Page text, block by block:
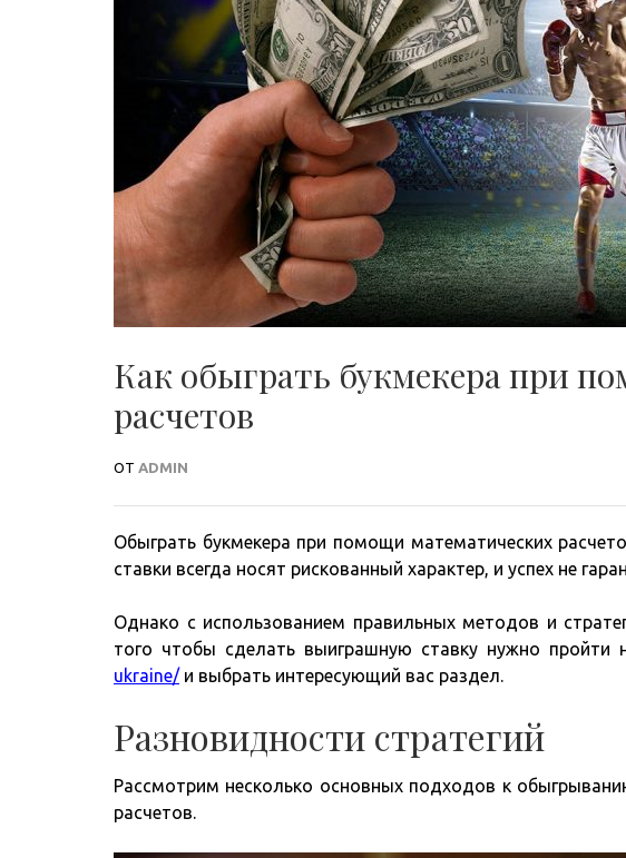
Как обыграть букмекера при
расчетов
ОТ ADMIN
Обыграть букмекера при помощи математических
ставки всегда носят рискованный характер, и успех не
Однако с использованием правильных методов и
того чтобы сделать выиграшную ставку нужно пройти
ukraine/и выбрать интересующий вас раздел.
Разновидности стратегий
Рассмотрим несколько основных подходов к
расчетов.